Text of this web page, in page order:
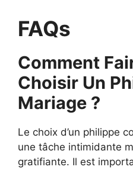
FAQs
Comment
Choisir Un
Mariage ?
Le choix d’un philippe
une tâche intimidante
gratifiante. Il est